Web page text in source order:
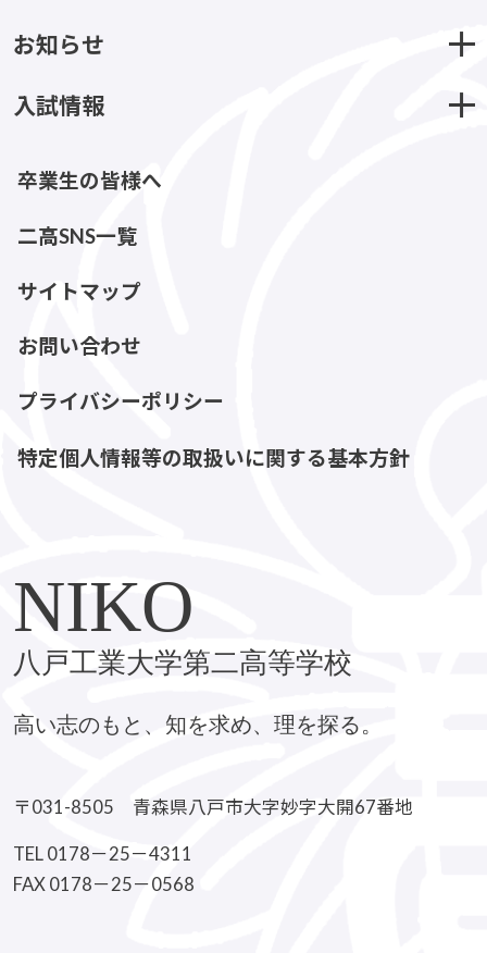
お知らせ
入試情報
卒業生の皆様へ
二高SNS一覧
サイトマップ
お問い合わせ
プライバシーポリシー
特定個人情報等の取扱いに関する基本方針
NIKO
八戸工業大学第二高等学校
高い志のもと、知を求め、理を探る。
〒031-8505 青森県八戸市大字妙字大開67番地
TEL 0178－25－4311
FAX 0178－25－0568